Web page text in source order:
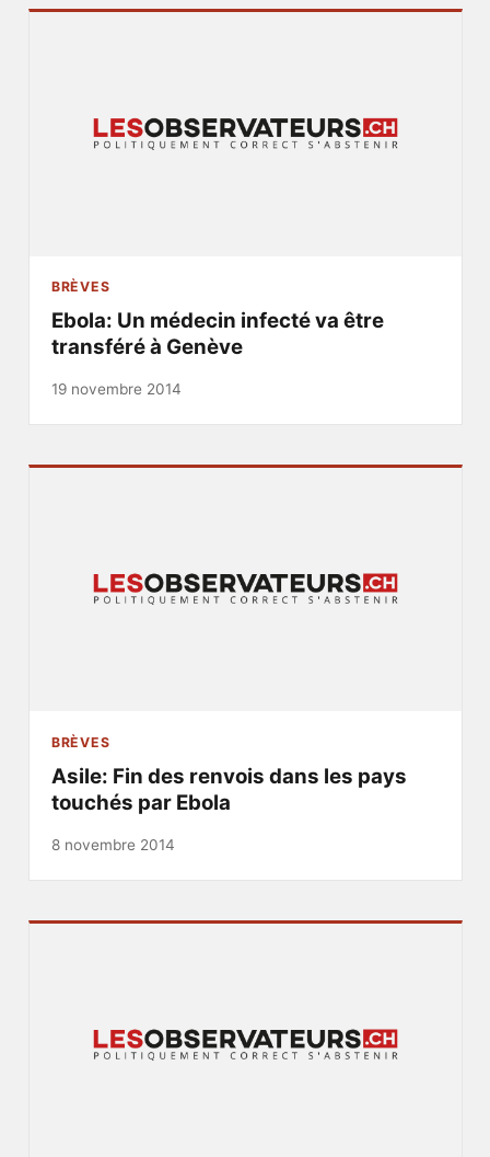
BRÈVES
Ebola: Un médecin infecté va être
transféré à Genève
19 novembre 2014
BRÈVES
Asile: Fin des renvois dans les pays
touchés par Ebola
8 novembre 2014